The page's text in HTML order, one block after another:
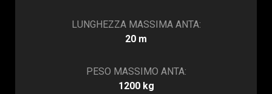
LUNGHEZZA MASSIMA ANTA:
20 m
PESO MASSIMO ANTA:
1200 kg